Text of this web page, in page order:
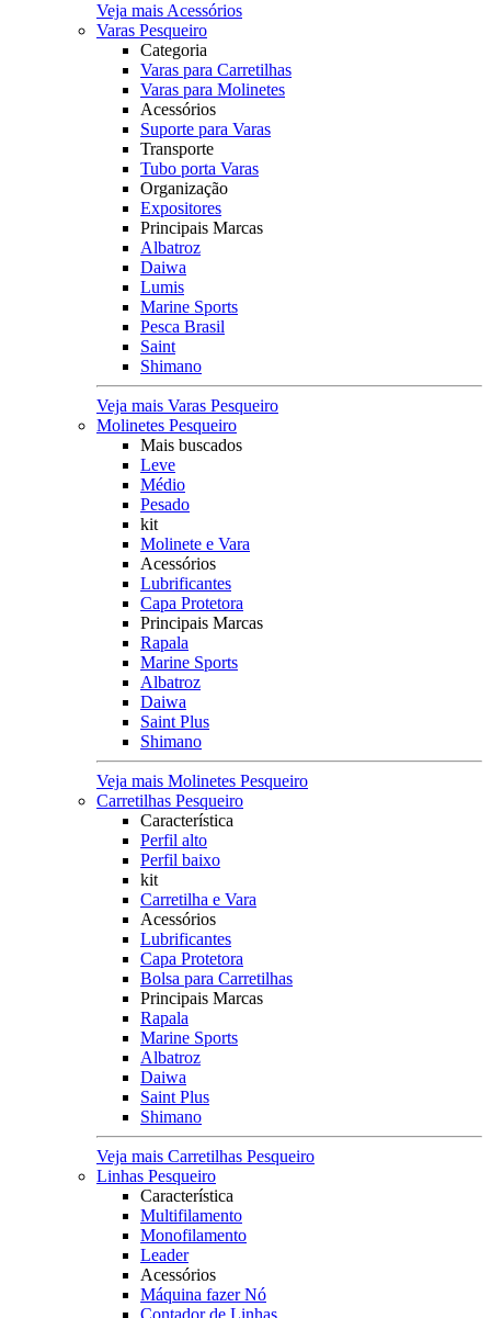
Veja mais Acessórios
Varas Pesqueiro
Categoria
Varas para Carretilhas
Varas para Molinetes
Acessórios
Suporte para Varas
Transporte
Tubo porta Varas
Organização
Expositores
Principais Marcas
Albatroz
Daiwa
Lumis
Marine Sports
Pesca Brasil
Saint
Shimano
Veja mais Varas Pesqueiro
Molinetes Pesqueiro
Mais buscados
Leve
Médio
Pesado
kit
Molinete e Vara
Acessórios
Lubrificantes
Capa Protetora
Principais Marcas
Rapala
Marine Sports
Albatroz
Daiwa
Saint Plus
Shimano
Veja mais Molinetes Pesqueiro
Carretilhas Pesqueiro
Característica
Perfil alto
Perfil baixo
kit
Carretilha e Vara
Acessórios
Lubrificantes
Capa Protetora
Bolsa para Carretilhas
Principais Marcas
Rapala
Marine Sports
Albatroz
Daiwa
Saint Plus
Shimano
Veja mais Carretilhas Pesqueiro
Linhas Pesqueiro
Característica
Multifilamento
Monofilamento
Leader
Acessórios
Máquina fazer Nó
Contador de Linhas